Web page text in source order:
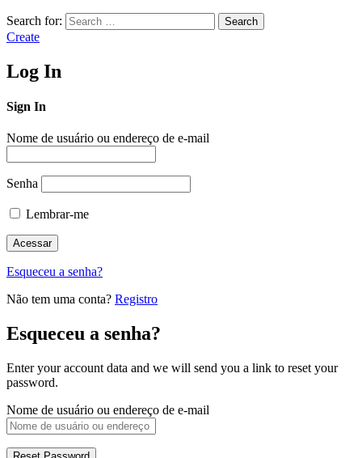
Search for: Search
Create
Log In
Sign In
Nome de usuário ou endereço de e-mail
Senha
Lembrar-me
Esqueceu a senha?
Não tem uma conta? Registro
Esqueceu a senha?
Enter your account data and we will send you a link to reset your
password.
Nome de usuário ou endereço de e-mail